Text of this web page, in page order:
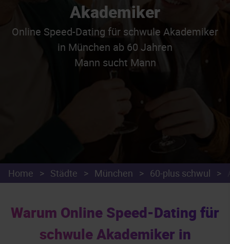
Akademiker
Online Speed-Dating für schwule Akademiker
in München ab 60 Jahren
Mann sucht Mann
Home > Städte > München > 60-plus schwul >
Warum Online Speed-Dating für
schwule Akademiker in